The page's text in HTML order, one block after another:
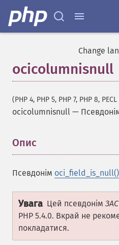
Change
ocicolumnisnull
(PHP 4, PHP 5, PHP 7, PHP 8,
ocicolumnisnull —
Опис
Псевдонім oci_field_is_null()
Увага Цей псевдонім
PHP 5.4.0. Вкрай не
покладатися.